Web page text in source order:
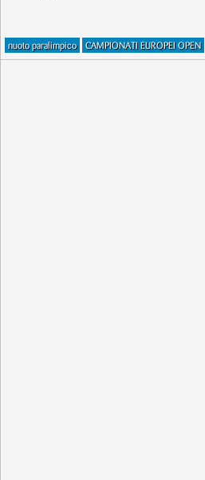
nuoto paralimpico CAMPIONATI EUROPEI OPEN